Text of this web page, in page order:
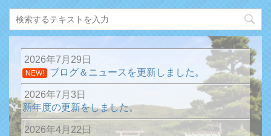
2026年7月29日
NEW! ブログ＆ニュースを更新しました。
2026年7月3日
新年度の更新をしました。
2026年4月22日